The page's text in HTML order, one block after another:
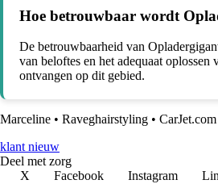
Hoe betrouwbaar wordt
De betrouwbaarheid van
van beloftes en het adequaat
ontvangen op dit gebied.
Marceline • Raveghairstyling • CarJet.com
klant nieuw
Deel met zorg
X
Facebook Instagram